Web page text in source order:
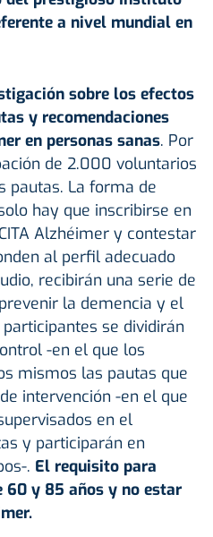
a nivel mundial en
sobre los efectos
y recomendaciones
en personas sanas. Por
de 2.000 voluntarios
pautas. La forma de
hay que inscribirse en
Alzhéimer y contestar
al perfil adecuado
recibirán una serie de
la demencia y el
se dividirán
-en el que los
mismos las pautas que
intervención -en el que
en el
y participarán en
. El requisito para
60 y 85 años y no estar